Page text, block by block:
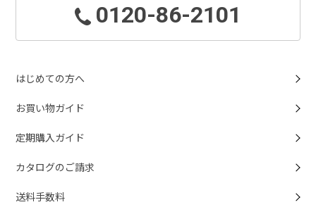
0120-86-2101
はじめての方へ
お買い物ガイド
定期購入ガイド
カタログのご請求
送料手数料